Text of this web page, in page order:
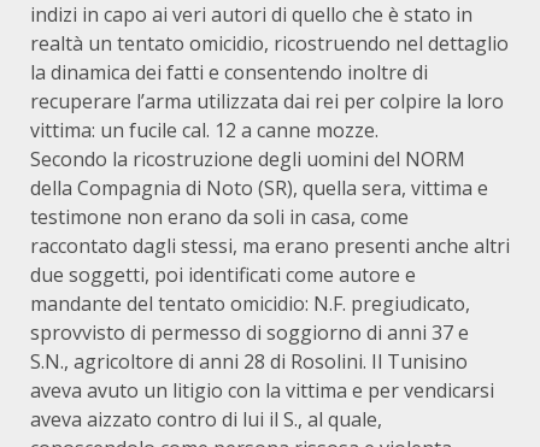
indizi in capo ai veri autori di quello che è stato in
realtà un tentato omicidio, ricostruendo nel dettaglio
la dinamica dei fatti e consentendo inoltre di
recuperare l’arma utilizzata dai rei per colpire la loro
vittima: un fucile cal. 12 a canne mozze.
Secondo la ricostruzione degli uomini del NORM
della Compagnia di Noto (SR), quella sera, vittima e
testimone non erano da soli in casa, come
raccontato dagli stessi, ma erano presenti anche altri
due soggetti, poi identificati come autore e
mandante del tentato omicidio: N.F. pregiudicato,
sprovvisto di permesso di soggiorno di anni 37 e
S.N., agricoltore di anni 28 di Rosolini. Il Tunisino
aveva avuto un litigio con la vittima e per vendicarsi
aveva aizzato contro di lui il S., al quale,